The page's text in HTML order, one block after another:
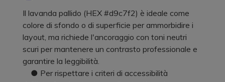
Il lavanda pallido (HEX #d9c7f2) è ideale come
colore di sfondo o di superficie per ammorbidire i
layout, ma richiede l'ancoraggio con toni neutri
scuri per mantenere un contrasto professionale e
garantire la leggibilità.
● Per rispettare i criteri di accessibilità